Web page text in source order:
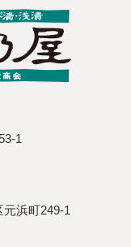
1
浜町249-1